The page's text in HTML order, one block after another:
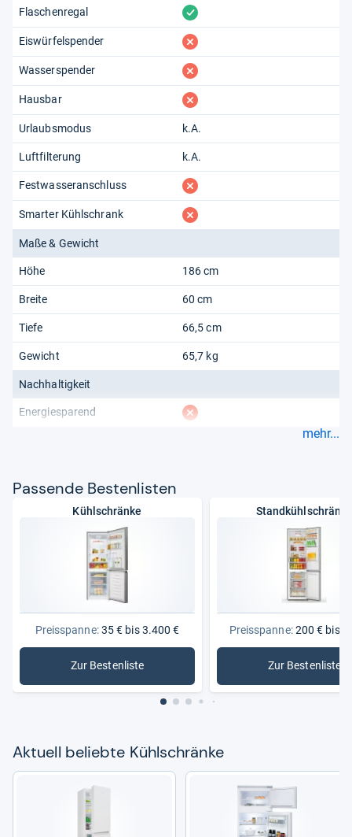
Flaschenregal vorhanden
Eiswürfelspender fehlt
Wasserspender fehlt
Hausbar fehlt
Urlaubsmodus k.A.
Luftfilterung k.A.
Festwasseranschluss fehlt
Smarter Kühlschrank fehlt
Maße & Gewicht
Höhe 186 cm
Breite 60 cm
Tiefe 66,5 cm
Gewicht 65,7 kg
Nachhaltigkeit
Energiesparend fehlt
mehr...
Pas­sende Bes­ten­lis­ten
Kühlschränke
Preisspanne:35 € bis 3.400 €
Zur Bestenliste
: Kühlschränke
Preisspanne:200 € bis
Zur Bestenliste
:
Aktu­ell beliebte Kühl­schränke